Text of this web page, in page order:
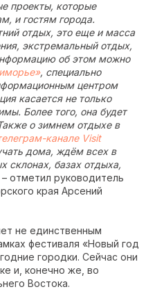
проекты, которые
и гостям города.
отдых, это еще и масса
экстремальный отдых,
об этом можно
, специально
центром
касается не только
Более того, она будет
о зимнем отдыхе в
канале Visit
дома, ждём всех в
склонах, базах отдыха,
– отметил руководитель
края Арсений
не единственным
фестиваля «Новый год
городки. Сейчас они
и, конечно же, во
Востока.